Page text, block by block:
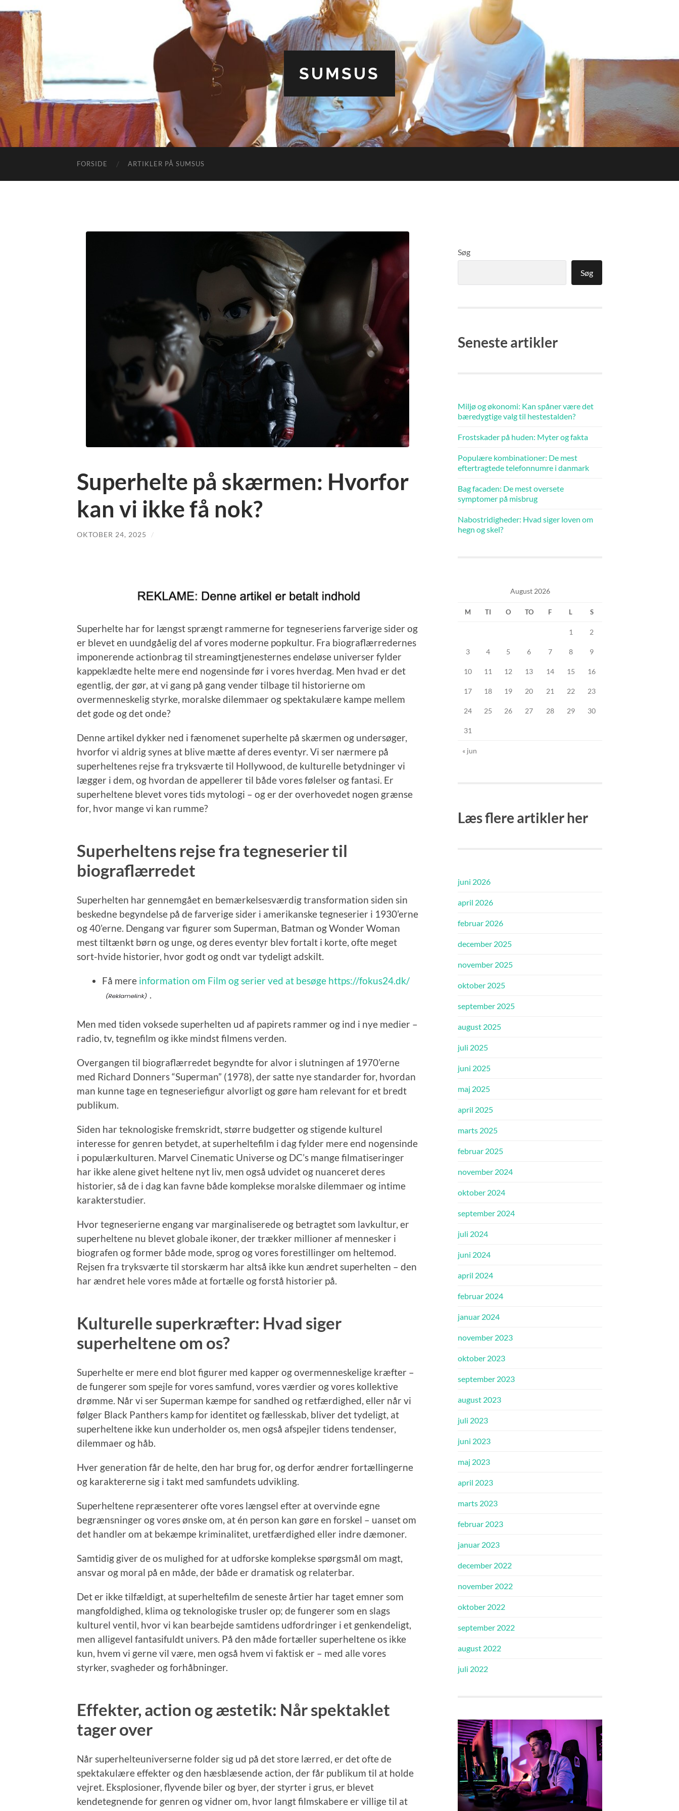
SUMSUS
FORSIDE ARTIKLER PÅ SUMSUS
Superhelte på skærmen: Hvorfor
kan vi ikke få nok?
OKTOBER 24, 2025 /
Superhelte har for længst sprængt rammerne for tegneseriens farverige sider og
er blevet en uundgåelig del af vores moderne popkultur. Fra biograflærredernes
imponerende actionbrag til streamingtjenesternes endeløse universer fylder
kappeklædte helte mere end nogensinde før i vores hverdag. Men hvad er det
egentlig, der gør, at vi gang på gang vender tilbage til historierne om
overmenneskelig styrke, moralske dilemmaer og spektakulære kampe mellem
det gode og det onde?
Denne artikel dykker ned i fænomenet superhelte på skærmen og undersøger,
hvorfor vi aldrig synes at blive mætte af deres eventyr. Vi ser nærmere på
superheltenes rejse fra tryksværte til Hollywood, de kulturelle betydninger vi
lægger i dem, og hvordan de appellerer til både vores følelser og fantasi. Er
superheltene blevet vores tids mytologi – og er der overhovedet nogen grænse
for, hvor mange vi kan rumme?
Superheltens rejse fra tegneserier til
biograflærredet
Superhelten har gennemgået en bemærkelsesværdig transformation siden sin
beskedne begyndelse på de farverige sider i amerikanske tegneserier i 1930’erne
og 40’erne. Dengang var figurer som Superman, Batman og Wonder Woman
mest tiltænkt børn og unge, og deres eventyr blev fortalt i korte, ofte meget
sort-hvide historier, hvor godt og ondt var tydeligt adskilt.
Få mere information om Film og serier ved at besøge https://fokus24.dk/
.
Men med tiden voksede superhelten ud af papirets rammer og ind i nye medier –
radio, tv, tegnefilm og ikke mindst filmens verden.
Overgangen til biograflærredet begyndte for alvor i slutningen af 1970’erne
med Richard Donners “Superman” (1978), der satte nye standarder for, hvordan
man kunne tage en tegneseriefigur alvorligt og gøre ham relevant for et bredt
publikum.
Siden har teknologiske fremskridt, større budgetter og stigende kulturel
interesse for genren betydet, at superheltefilm i dag fylder mere end nogensinde
i populærkulturen. Marvel Cinematic Universe og DC’s mange filmatiseringer
har ikke alene givet heltene nyt liv, men også udvidet og nuanceret deres
historier, så de i dag kan favne både komplekse moralske dilemmaer og intime
karakterstudier.
Hvor tegneserierne engang var marginaliserede og betragtet som lavkultur, er
superheltene nu blevet globale ikoner, der trækker millioner af mennesker i
biografen og former både mode, sprog og vores forestillinger om heltemod.
Rejsen fra tryksværte til storskærm har altså ikke kun ændret superhelten – den
har ændret hele vores måde at fortælle og forstå historier på.
Kulturelle superkræfter: Hvad siger
superheltene om os?
Superhelte er mere end blot figurer med kapper og overmenneskelige kræfter –
de fungerer som spejle for vores samfund, vores værdier og vores kollektive
drømme. Når vi ser Superman kæmpe for sandhed og retfærdighed, eller når vi
følger Black Panthers kamp for identitet og fællesskab, bliver det tydeligt, at
superheltene ikke kun underholder os, men også afspejler tidens tendenser,
dilemmaer og håb.
Hver generation får de helte, den har brug for, og derfor ændrer fortællingerne
og karaktererne sig i takt med samfundets udvikling.
Superheltene repræsenterer ofte vores længsel efter at overvinde egne
begrænsninger og vores ønske om, at én person kan gøre en forskel – uanset om
det handler om at bekæmpe kriminalitet, uretfærdighed eller indre dæmoner.
Samtidig giver de os mulighed for at udforske komplekse spørgsmål om magt,
ansvar og moral på en måde, der både er dramatisk og relaterbar.
Det er ikke tilfældigt, at superheltefilm de seneste årtier har taget emner som
mangfoldighed, klima og teknologiske trusler op; de fungerer som en slags
kulturel ventil, hvor vi kan bearbejde samtidens udfordringer i et genkendeligt,
men alligevel fantasifuldt univers. På den måde fortæller superheltene os ikke
kun, hvem vi gerne vil være, men også hvem vi faktisk er – med alle vores
styrker, svagheder og forhåbninger.
Effekter, action og æstetik: Når spektaklet
tager over
Når superhelteuniverserne folder sig ud på det store lærred, er det ofte de
spektakulære effekter og den hæsblæsende action, der får publikum til at holde
vejret. Eksplosioner, flyvende biler og byer, der styrter i grus, er blevet
kendetegnende for genren og vidner om, hvor langt filmskabere er villige til at
Søg
Søg
Seneste artikler
Miljø og økonomi: Kan spåner være det
bæredygtige valg til hestestalden?
Frostskader på huden: Myter og fakta
Populære kombinationer: De mest
eftertragtede telefonnumre i danmark
Bag facaden: De mest oversete
symptomer på misbrug
Nabostridigheder: Hvad siger loven om
hegn og skel?
August 2026
M TI O TO F L S
1 2
3 4 5 6 7 8 9
10 11 12 13 14 15 16
17 18 19 20 21 22 23
24 25 26 27 28 29 30
31
« jun
Læs flere artikler her
juni 2026
april 2026
februar 2026
december 2025
november 2025
oktober 2025
september 2025
august 2025
juli 2025
juni 2025
maj 2025
april 2025
marts 2025
februar 2025
november 2024
oktober 2024
september 2024
juli 2024
juni 2024
april 2024
februar 2024
januar 2024
november 2023
oktober 2023
september 2023
august 2023
juli 2023
juni 2023
maj 2023
april 2023
marts 2023
februar 2023
januar 2023
december 2022
november 2022
oktober 2022
september 2022
august 2022
juli 2022